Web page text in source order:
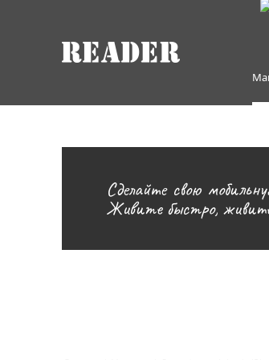
Сделайте свою
Живите быстро, живите